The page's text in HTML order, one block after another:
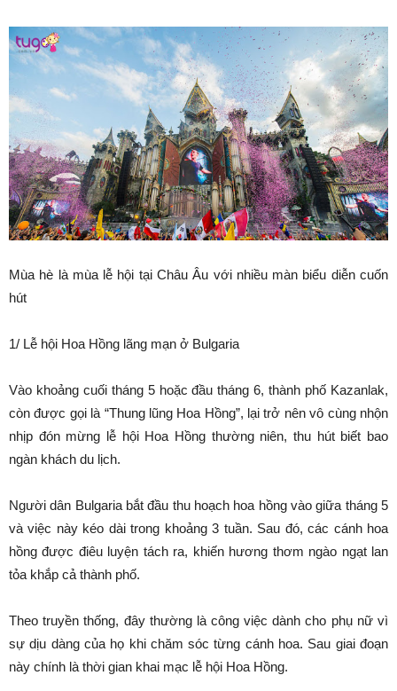
Mùa hè là mùa lễ hội tại Châu Âu với nhiều màn biểu diễn cuốn
hút
1/ Lễ hội Hoa Hồng lãng mạn ở Bulgaria
Vào khoảng cuối tháng 5 hoặc đầu tháng 6, thành phố Kazanlak,
còn được gọi là “Thung lũng Hoa Hồng”, lại trở nên vô cùng nhộn
nhịp đón mừng lễ hội Hoa Hồng thường niên, thu hút biết bao
ngàn khách du lịch.
Người dân Bulgaria bắt đầu thu hoạch hoa hồng vào giữa tháng 5
và việc này kéo dài trong khoảng 3 tuần. Sau đó, các cánh hoa
hồng được điêu luyện tách ra, khiến hương thơm ngào ngạt lan
tỏa khắp cả thành phố.
Theo truyền thống, đây thường là công việc dành cho phụ nữ vì
sự dịu dàng của họ khi chăm sóc từng cánh hoa. Sau giai đoạn
này chính là thời gian khai mạc lễ hội Hoa Hồng.